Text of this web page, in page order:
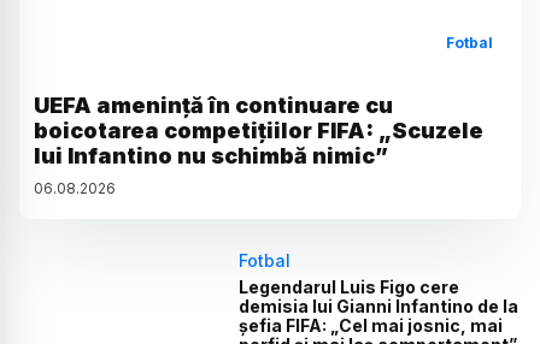
Fotbal
UEFA amenință în continuare cu
boicotarea competițiilor FIFA: „Scuzele
lui Infantino nu schimbă nimic”
06.08.2026
Fotbal
Legendarul Luis Figo cere
demisia lui Gianni Infantino de la
șefia FIFA: „Cel mai josnic, mai